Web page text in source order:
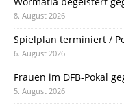
8. August 2026
Spielplan terminiert /
6. August 2026
Frauen im DFB-Pokal
5. August 2026